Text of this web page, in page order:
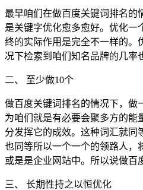
最早咱们在做百度关键词排名的
是关键字优化愈多愈好。优化一
终的实际作用是完全不一样的。
况下检索到咱们知名品牌的几率
二、 至少做10个
做百度关键词排名的情况下，做
为咱们就是有必要会聚多方的能
分发挥它的成效。这种词汇就同
也同等所以一个一个的领路人，
或是是企业网站中。所以说做百
三、 长期性持之以恒优化